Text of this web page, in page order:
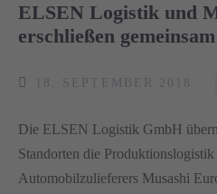
ELSEN Logistik und
erschließen
18. SEPTEMBER 2018
Die ELSEN Logistik GmbH
Standorten die Produktionslogistik
Automobilzulieferers Musashi